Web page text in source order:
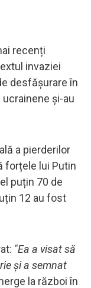
recenți
invaziei
desfășurare în
și-au
a pierderilor
forțele lui Putin
puțin 70 de
12 au fost
"Ea a visat să
și a semnat
la război în